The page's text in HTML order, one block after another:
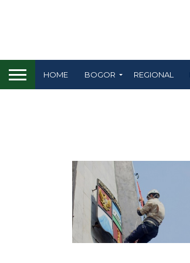
HOME BOGOR REGIONAL